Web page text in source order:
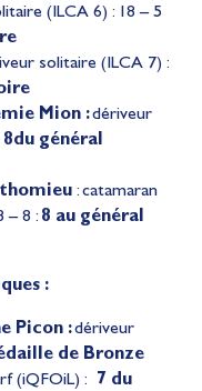
(ILCA 6) : 18 – 5
solitaire (ILCA 7) :
Mion :dériveur
8du général
: catamaran
– 8 : 8 au général
:
Picon :dériveur
de Bronze
(iQFOiL) : 7 du